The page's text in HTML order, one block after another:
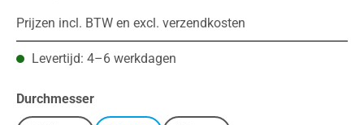
Prijzen incl. BTW en excl. verzendkosten
Levertijd: 4–6 werkdagen
Selecteer
Durchmesser